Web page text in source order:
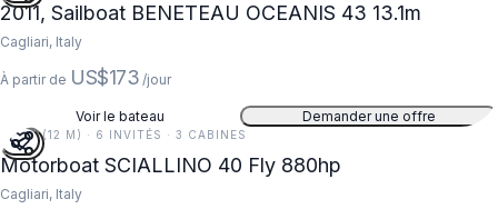
2011, Sailboat BENETEAU OCEANIS 43 13.1m
Cagliari, Italy
À partir de US$173 /jour
Voir le bateau Demander une offre
39 FT (12 M) · 6 INVITÉS · 3 CABINES
Motorboat SCIALLINO 40 Fly 880hp
Cagliari, Italy